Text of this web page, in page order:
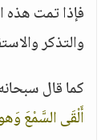
فإذا تمت هذه
والتذكر
كما قال
أَلْقَى السَّمْعَ